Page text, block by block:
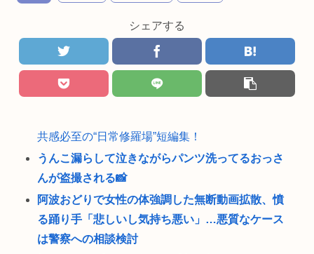
シェアする
共感必至の“日常修羅場”短編集！
うんこ漏らして泣きながらパンツ洗ってるおっさ
んが盗撮される📸
阿波おどりで女性の体強調した無断動画拡散、憤
る踊り手「悲しいし気持ち悪い」…悪質なケース
は警察への相談検討